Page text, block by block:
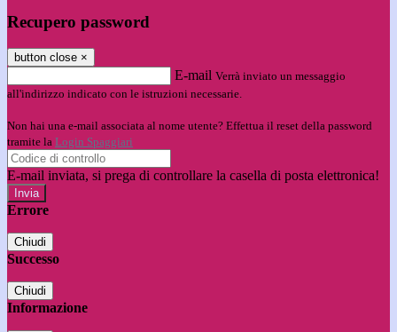
Recupero password
button close ×
E-mail Verrà inviato un messaggio
all'indirizzo indicato con le istruzioni necessarie.
Non hai una e-mail associata al nome utente? Effettua il reset della password
tramite la Login Spaggiari
E-mail inviata, si prega di controllare la casella di posta elettronica!
Errore
Chiudi
Successo
Chiudi
Informazione